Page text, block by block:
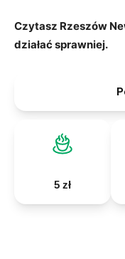
Czytasz Rzeszów
działać sprawniej.
5 zł